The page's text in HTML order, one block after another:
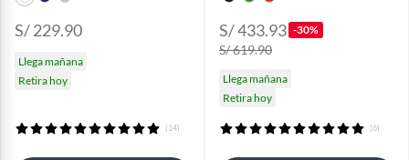
S/ 229.90
Llega mañana
Retira hoy
(14)
S/ 433.93 -30%
S/ 619.90
Llega mañana
Retira hoy
(6)